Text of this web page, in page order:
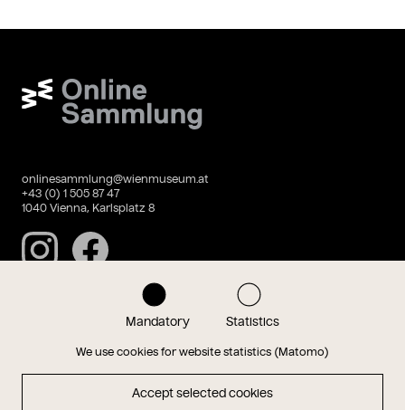
Mandatory Statistics
We use cookies for website statistics (Matomo)
Accept selected cookies
Wien Museum Online Sammlung
onlinesammlung@wienmuseum.at
+43 (0) 1 505 87 47
1040 Vienna, Karlsplatz 8
InstagramFacebook
Imprint